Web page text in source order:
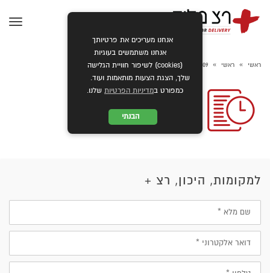
ראשי » ראשי »
icon09
למקומות, היכון, רצ +
שם
מלא
דוא״ל
טלפון
אנחנו מעריכים את פרטיותך
אנחנו משתמשים בעוגיות
(cookies) לשיפור חוויית הגלישה
שלך, הצגת הצעות מותאמות ועוד.
כמפורט במדיניות הפרטיות שלנו.
הבנתי